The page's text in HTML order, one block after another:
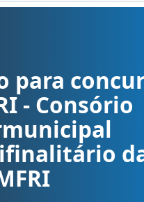
CIM - AMFRI - Consório
para
- Consório